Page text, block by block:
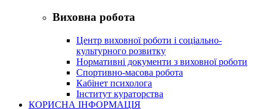
Виховна робота
Центр виховної роботи і соціально-
культурного розвитку
Нормативні документи з виховної роботи
Спортивно-масова робота
Кабінет психолога
Інститут кураторства
КОРИСНА ІНФОРМАЦІЯ